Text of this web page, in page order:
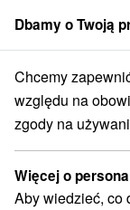
członek grupySorger
Specjalne
Pobyty
Kategorie
Dbamy o Twoją
Chcemy
względu na
zgody na
Więcej o
Aby wiedzieć, co